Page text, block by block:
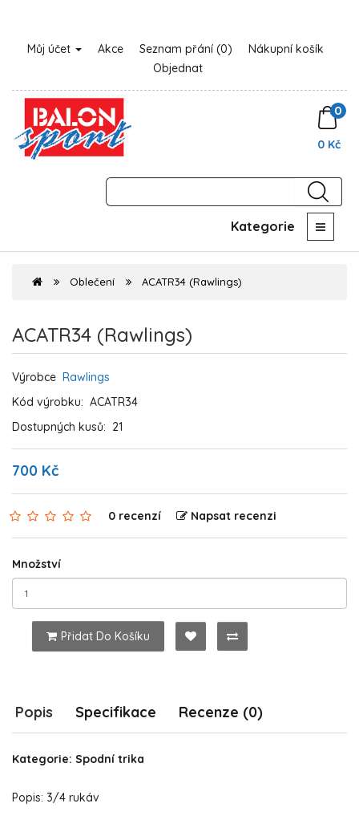
Můj účet Akce Seznam přání (0)
Nákupní košík
Objednat
0
0 Kč
Kategorie
Oblečení ACATR34 (Rawlings)
ACATR34 (Rawlings)
Výrobce Rawlings
Kód výrobku: ACATR34
Dostupných kusů: 21
700 Kč
0 recenzí Napsat recenzi
Množství
Přidat Do Košíku
Popis Specifikace Recenze (0)
Kategorie: Spodní trika
Popis: 3/4 rukáv